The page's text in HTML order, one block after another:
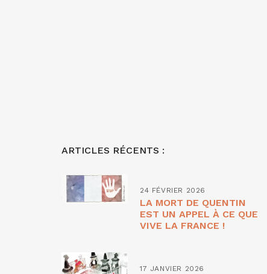
ARTICLES RÉCENTS :
24 FÉVRIER 2026
LA MORT DE QUENTIN
EST UN APPEL À CE QUE
VIVE LA FRANCE !
17 JANVIER 2026